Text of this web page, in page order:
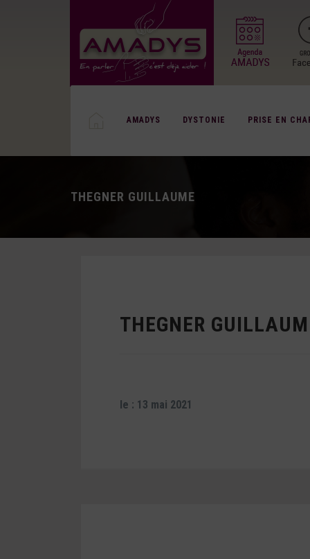
AMADYS DYSTONIE PRISE EN
THEGNER GUILLAUME
THEGNER
le : 13 mai 2021